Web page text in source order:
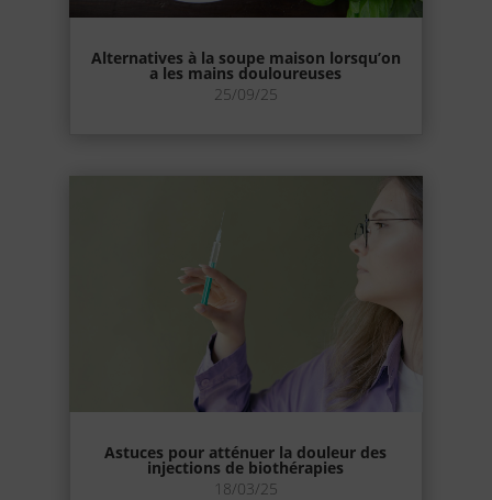
Alternatives à la soupe maison lorsqu’on
a les mains douloureuses
25/09/25
Astuces pour atténuer la douleur des
injections de biothérapies
18/03/25